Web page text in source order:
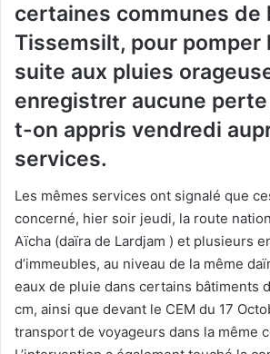
certaines communes de
Tissemsilt, pour pomper
suite aux pluies
enregistrer aucune
t-on appris vendredi
services.
Les mêmes services ont signalé que
concerné, hier soir jeudi, la route
Aïcha (daïra de Lardjam ) et plusieurs
d’immeubles, au niveau de la même
eaux de pluie dans certains bâtiments
cm, ainsi que devant le CEM du 17
transport de voyageurs dans la même